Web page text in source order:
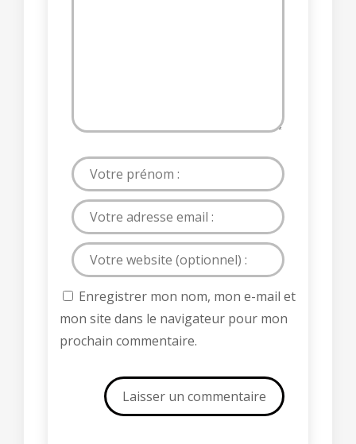
Enregistrer mon nom, mon e-mail et
mon site dans le navigateur pour mon
prochain commentaire.